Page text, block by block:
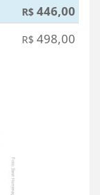
R$ 446,00
R$ 498,00